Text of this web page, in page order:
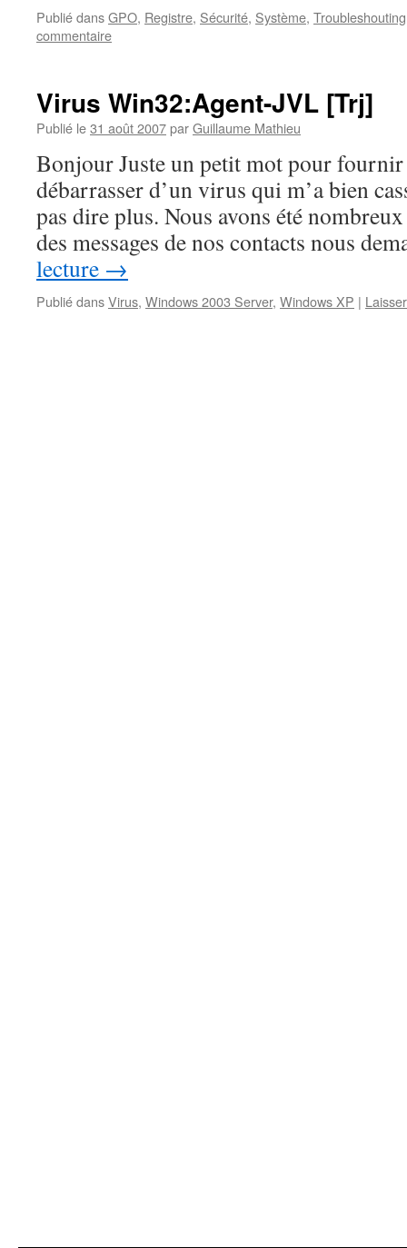
Publié dansGPO, Registre, Sécurité, Système, Troubleshouting
commentaire
Virus Win32:Agent-JVL [Trj]
Publié le31 août 2007parGuillaume Mathieu
Bonjour Juste un petit mot pour fournir
débarrasser d’un virus qui m’a bien
pas dire plus. Nous avons été
des messages de nos contacts nous
lecture →
Publié dansVirus, Windows 2003 Server, Windows XP |